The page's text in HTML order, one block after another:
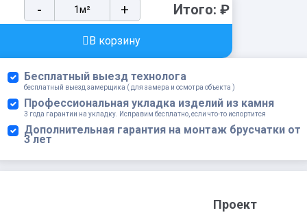
Mykonos
230x1200
мм
quantity
- + Итого: ₽
В корзину
Бесплатный выезд технолога
бесплатный выезд замерщика ( для замера и осмотра объекта )
Профессиональная укладка изделий из камня
3 года гарантии на укладку. Исправим бесплатно, если что-то испортится
Дополнительная гарантия на монтаж брусчатки от
3 лет
Проект